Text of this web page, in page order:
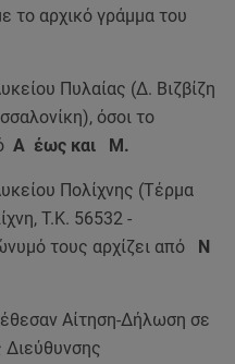
το αρχικό γράμμα του
Πυλαίας (Δ. Βιζβίζη
όσοι το
Α έως και Μ.
Πολίχνης (Τέρμα
Τ.Κ. 56532 -
τους αρχίζει από
Ν
Αίτηση-Δήλωση σε
Διεύθυνσης